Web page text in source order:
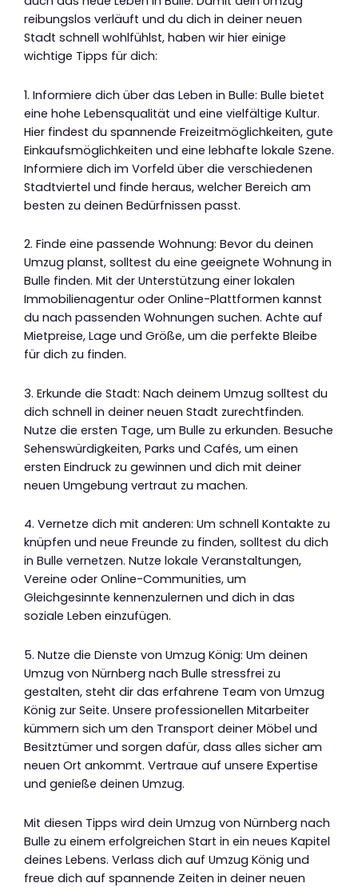
reibungslos verläuft und du dich in deiner neuen
Stadt schnell wohlfühlst, haben wir hier einige
wichtige Tipps für dich:
1. Informiere dich über das Leben in Bulle: Bulle bietet
eine hohe Lebensqualität und eine vielfältige Kultur.
Hier findest du spannende Freizeitmöglichkeiten, gute
Einkaufsmöglichkeiten und eine lebhafte lokale Szene.
Informiere dich im Vorfeld über die verschiedenen
Stadtviertel und finde heraus, welcher Bereich am
besten zu deinen Bedürfnissen passt.
2. Finde eine passende Wohnung: Bevor du deinen
Umzug planst, solltest du eine geeignete Wohnung in
Bulle finden. Mit der Unterstützung einer lokalen
Immobilienagentur oder Online-Plattformen kannst
du nach passenden Wohnungen suchen. Achte auf
Mietpreise, Lage und Größe, um die perfekte Bleibe
für dich zu finden.
3. Erkunde die Stadt: Nach deinem Umzug solltest du
dich schnell in deiner neuen Stadt zurechtfinden.
Nutze die ersten Tage, um Bulle zu erkunden. Besuche
Sehenswürdigkeiten, Parks und Cafés, um einen
ersten Eindruck zu gewinnen und dich mit deiner
neuen Umgebung vertraut zu machen.
4. Vernetze dich mit anderen: Um schnell Kontakte zu
knüpfen und neue Freunde zu finden, solltest du dich
in Bulle vernetzen. Nutze lokale Veranstaltungen,
Vereine oder Online-Communities, um
Gleichgesinnte kennenzulernen und dich in das
soziale Leben einzufügen.
5. Nutze die Dienste von Umzug König: Um deinen
Umzug von Nürnberg nach Bulle stressfrei zu
gestalten, steht dir das erfahrene Team von Umzug
König zur Seite. Unsere professionellen Mitarbeiter
kümmern sich um den Transport deiner Möbel und
Besitztümer und sorgen dafür, dass alles sicher am
neuen Ort ankommt. Vertraue auf unsere Expertise
und genieße deinen Umzug.
Mit diesen Tipps wird dein Umzug von Nürnberg nach
Bulle zu einem erfolgreichen Start in ein neues Kapitel
deines Lebens. Verlass dich auf Umzug König und
freue dich auf spannende Zeiten in deiner neuen